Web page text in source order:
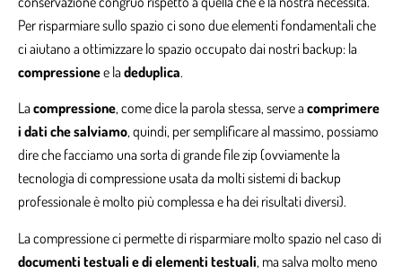
Per risparmiare sullo spazio ci sono due elementi fondamentali che
ci aiutano a ottimizzare lo spazio occupato dai nostri backup: la
compressionee la deduplica.
La compressione, come dice la parola stessa, serve a comprimere
i dati che salviamo, quindi, per semplificare al massimo, possiamo
dire che facciamo una sorta di grande file zip (ovviamente la
tecnologia di compressione usata da molti sistemi di backup
professionale è molto più complessa e ha dei risultati diversi).
La compressione ci permette di risparmiare molto spazio nel caso di
documenti testuali e di elementi testuali, ma salva molto meno